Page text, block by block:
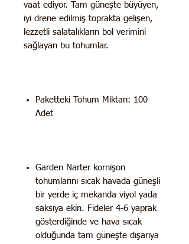
vaat ediyor. Tam güneşte büyüyen,
iyi drene edilmiş toprakta gelişen,
lezzetli salatalıkların bol verimini
sağlayan bu tohumlar.
Paketteki Tohum Miktarı: 100
Adet
Garden Narter kornişon
tohumlarını sıcak havada güneşli
bir yerde iç mekanda viyol yada
saksıya ekin. Fideler 4-6 yaprak
gösterdiğinde ve hava sıcak
olduğunda tam güneşte dışarıya